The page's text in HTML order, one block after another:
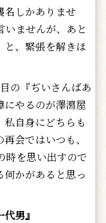
名しかありませ
ませんが、あと
と、緊張を解きほ
の『ぢいさんばあ
にやるのが澤瀉屋
自身にどちらも
会ではいつも、
時を思い出すので
かがあると思っ
男』